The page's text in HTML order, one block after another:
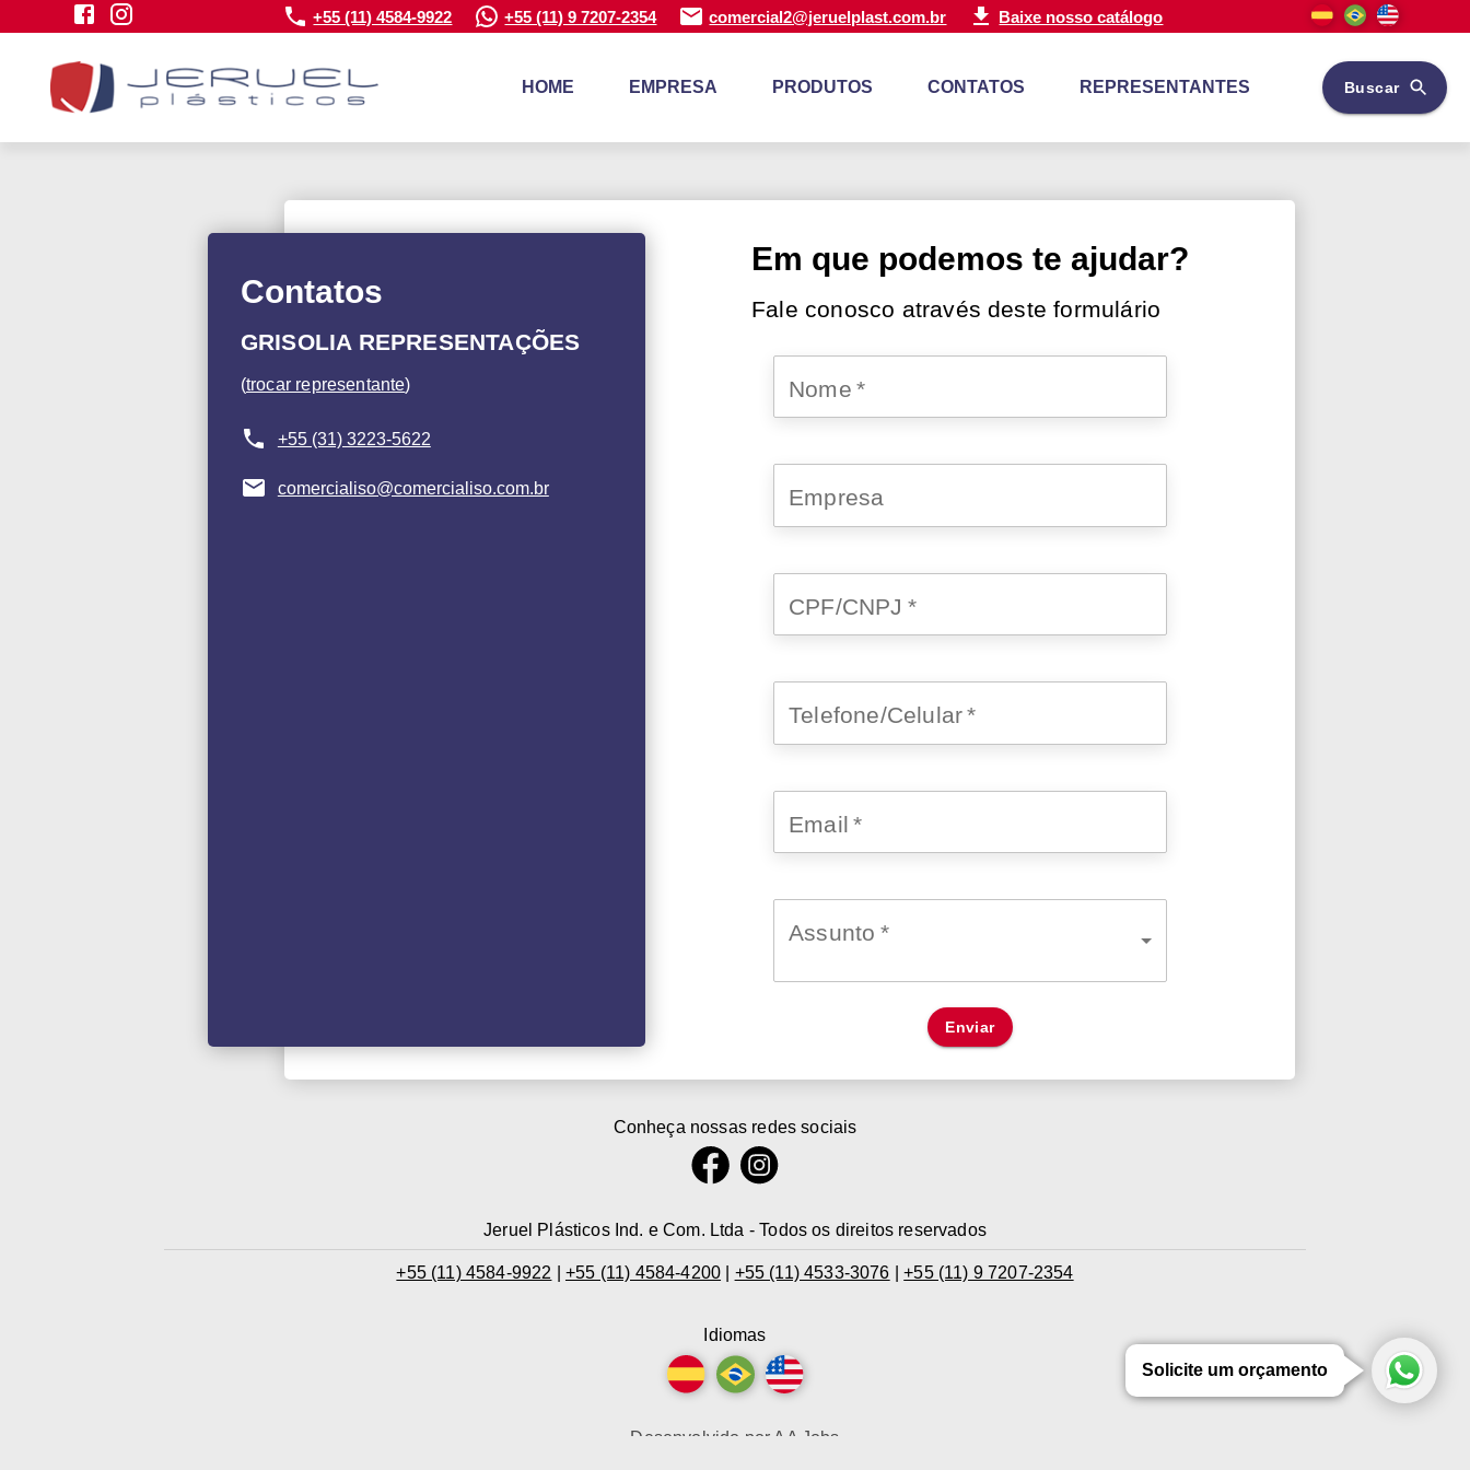
Solicite um orçamento
+55 (11) 4584-9922 +55 (11) 9 7207-2354 comercial2@jeruelplast.com.br Baixe nosso catálogo
HOME EMPRESA PRODUTOS CONTATOS REPRESENTANTES Buscar
Contatos
GRISOLIA REPRESENTAÇÕES
(trocar representante)
+55 (31) 3223-5622
comercialiso@comercialiso.com.br
Em que podemos te ajudar?
Fale conosco através deste formulário
Nome *
Empresa
CPF/CNPJ *
Telefone/Celular*
Email *
Assunto *
Enviar
Conheça nossas redes sociais
Jeruel Plásticos Ind. e Com. Ltda - Todos os direitos reservados
+55 (11) 4584-9922 +55 (11) 4584-4200 +55 (11) 4533-3076 |+55 (11) 9 7207-2354
Idiomas
Desenvolvido por AA Jobs